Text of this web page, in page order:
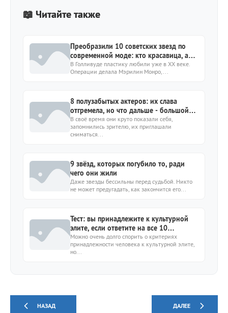
📖 Читайте также
Преобразили 10 советских звезд по
современной моде: кто красавица, а
кому не идет?
В Голливуде пластику любили уже в ХХ веке.
Операции делала Мэрилин Монро,...
8 полузабытых актеров: их слава
отгремела, но что дальше - большой
вопрос
В своё время они круто показали себя,
запомнились зрителю, их приглашали
сниматься...
9 звёзд, которых погубило то, ради
чего они жили
Даже звезды бессильны перед судьбой. Никто
не может предугадать, как закончится его...
Тест: вы принадлежите к культурной
элите, если ответите на все 10
вопросов
Можно очень долго спорить о критериях
принадлежности человека к культурной элите,
но...
НАЗАД ДАЛЕЕ